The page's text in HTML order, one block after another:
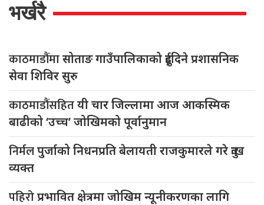
भर्खरै
काठमाडौंमासोताङ गाउँपालिकाको दुईदिने प्रशासनिक
सेवा शिविर सुरु
काठमाडौंसहितयी चार जिल्लामा आज आकस्मिक
बाढीको ‘उच्च’ जोखिमको पूर्वानुमान
निर्मलपुर्जाको निधनप्रति बेलायती राजकुमारले गरे दुःख
व्यक्त
पहिरोप्रभावित क्षेत्रमा जोखिम न्यूनीकरणका लागि